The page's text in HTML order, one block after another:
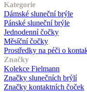
Kategorie
Dámské sluneční brýle
Pánské sluneční brýle
Jednodenní čočky
Měsíční čočky
Prostředky na péči o
Značky
Kolekce Fielmann
Značky slunečních brýlí
Značky kontaktních čoček